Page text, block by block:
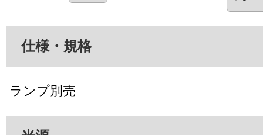
仕様・規格
ランプ別売